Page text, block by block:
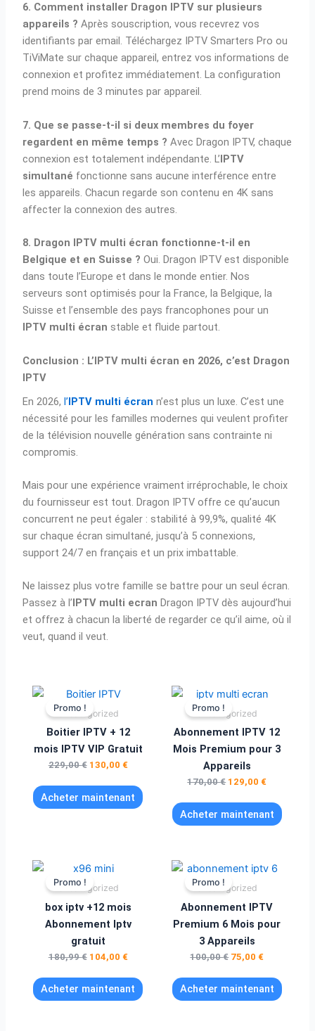
6. Comment installer Dragon IPTV sur plusieurs
appareils ? Après souscription, vous recevrez vos
identifiants par email. Téléchargez IPTV Smarters Pro ou
TiViMate sur chaque appareil, entrez vos informations de
connexion et profitez immédiatement. La configuration
prend moins de 3 minutes par appareil.
7. Que se passe-t-il si deux membres du foyer
regardent en même temps ? Avec Dragon IPTV, chaque
connexion est totalement indépendante. L’IPTV
simultané fonctionne sans aucune interférence entre
les appareils. Chacun regarde son contenu en 4K sans
affecter la connexion des autres.
8. Dragon IPTV multi écran fonctionne-t-il en
Belgique et en Suisse ? Oui. Dragon IPTV est disponible
dans toute l’Europe et dans le monde entier. Nos
serveurs sont optimisés pour la France, la Belgique, la
Suisse et l’ensemble des pays francophones pour un
IPTV multi écran stable et fluide partout.
Conclusion : L’IPTV multi écran en 2026, c’est Dragon
IPTV
En 2026,l’IPTV multi écran n’est plus un luxe. C’est une
nécessité pour les familles modernes qui veulent profiter
de la télévision nouvelle génération sans contrainte ni
compromis.
Mais pour une expérience vraiment irréprochable, le choix
du fournisseur est tout. Dragon IPTV offre ce qu’aucun
concurrent ne peut égaler : stabilité à 99,9%, qualité 4K
sur chaque écran simultané, jusqu’à 5 connexions,
support 24/7 en français et un prix imbattable.
Ne laissez plus votre famille se battre pour un seul écran.
Passez à l’ IPTV multi ecran Dragon IPTV dès aujourd’hui
et offrez à chacun la liberté de regarder ce qu’il aime, où il
veut, quand il veut.
Promo !
Uncategorized
Boitier IPTV + 12
mois IPTV VIP Gratuit
229,00€
Le
initial
était :
229,00 €.
130,00 €
est :
130,00 €.
Acheter maintenant
Promo !
Uncategorized
Abonnement IPTV 12
Mois Premium pour 3
Appareils
170,00€
Le
initial
était :
170,00 €.
129,00 €
Le
est :
129,00 €.
Acheter maintenant
Promo !
Uncategorized
box iptv +12 mois
Abonnement Iptv
gratuit
180,99€
Le
initial
était :
180,99 €.
104,00 €
104,00 €.
Acheter maintenant
Promo !
Uncategorized
Abonnement IPTV
Premium 6 Mois pour
3 Appareils
100,00€
Le
initial
était :
100,00 €.
75,00 €
Le
est :
75,00 €.
Acheter maintenant